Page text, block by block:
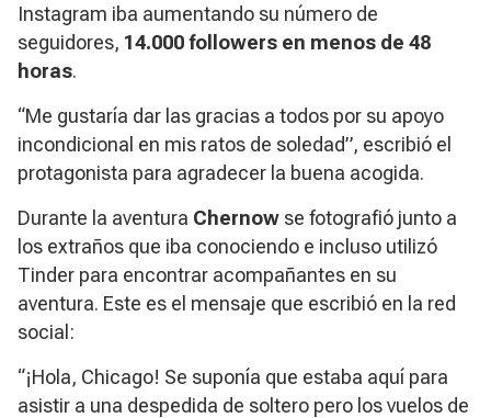
Instagram iba aumentando su número de
seguidores, 14.000 followers en menos de 48
horas.
“Me gustaría dar las gracias a todos por su apoyo
incondicional en mis ratos de soledad”, escribió el
protagonista para agradecer la buena acogida.
Durante la aventura Chernow se fotografió junto a
los extraños que iba conociendo e incluso utilizó
Tinder para encontrar acompañantes en su
aventura. Este es el mensaje que escribió en la red
social:
“¡Hola, Chicago! Se suponía que estaba aquí para
asistir a una despedida de soltero pero los vuelos de